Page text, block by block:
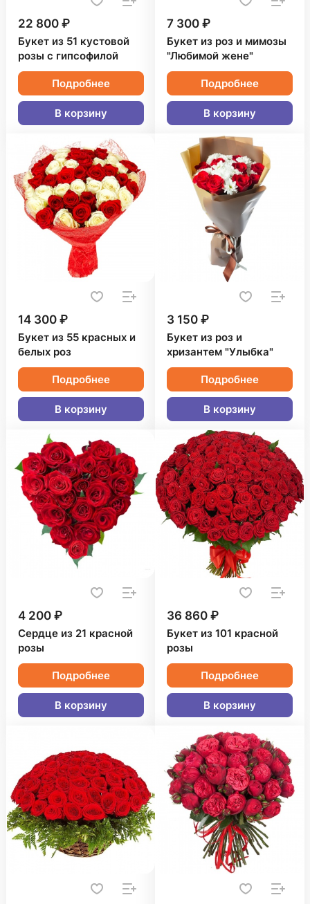
22 800 ₽
Букет из 51 кустовой
розы с гипсофилой
Подробнее
В корзину
7 300 ₽
Букет из роз и мимозы
"Любимой жене"
Подробнее
В корзину
14 300 ₽
Букет из 55 красных и
белых роз
Подробнее
В корзину
3 150 ₽
Букет из роз и
хризантем "Улыбка"
Подробнее
В корзину
4 200 ₽
Сердце из 21 красной
розы
Подробнее
В корзину
36 860 ₽
Букет из 101 красной
розы
Подробнее
В корзину